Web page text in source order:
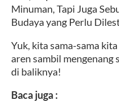
Minuman, Tapi Juga
Budaya yang Perlu
Yuk, kita sama-sama
aren sambil mengenang
di baliknya!
Baca juga :